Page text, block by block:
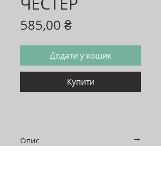
585,00 ₴Ціна
Додати у кошик
Купити
Опис